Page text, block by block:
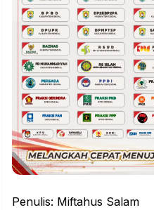
Penulis: Miftahus Salam